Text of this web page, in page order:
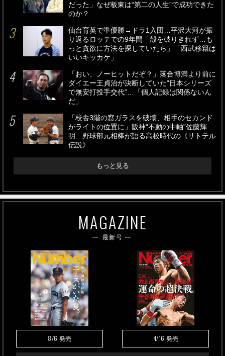
だった」なぜ板東は“第二の人生”で成功できた
のか？
仙台育英で準優勝→ドラ1入団…平沢大河が振
り返るロッテでの9年間「殻を破りきれず…も
っと貪欲に方法を探していたら」「西武移籍は
いいキッカケ」
「おい、ノーヒットだぞ？」落合博満より前に
ダイエー王貞治が決断していた“日本シリーズ
で無安打投手交代”…「個人記録は関係ないん
だ」
「校舎3階の窓ガラスを破壊、相手のセカンド
がライトの位置に」阪神“不動の中軸”佐藤輝
明…野球部元相棒が語る高校時代の《サトテル
伝説》
もっと見る
MAGAZINE
最新号
8/6 発売 4/16 発売